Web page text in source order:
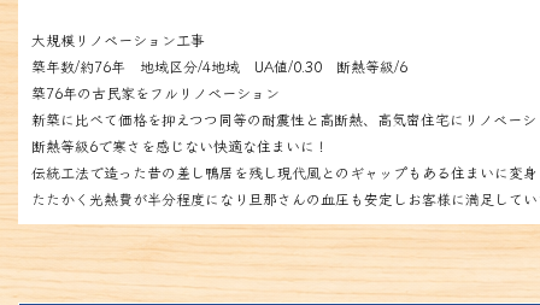
大規模リノベーション工事
築年数/約76年 地域区分/4地域 UA値/0.30 断熱等級/6
築76年の古民家をフルリノベーション
新築に比べて価格を抑えつつ同等の耐震性と高断熱、高気密住宅にリノベーシ
断熱等級6で寒さを感じない快適な住まいに！
伝統工法で造った昔の差し鴨居を残し現代風とのギャップもある住まいに変
たたかく光熱費が半分程度になり旦那さんの血圧も安定しお客様に満足して